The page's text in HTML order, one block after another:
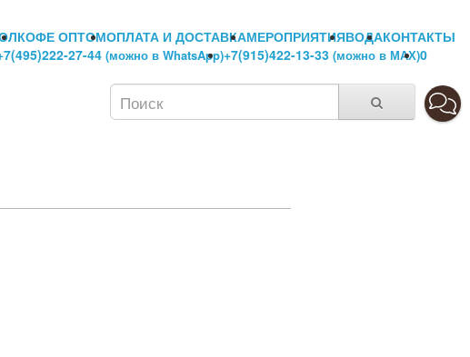
КОФЕ ОПТОМОПЛАТА И ДОСТАВКАМЕРОПРИЯТИЯВОДАКОНТАКТЫ
27-44 (можно в WhatsApp)+7(915)422-13-33 (можно в МАХ)0